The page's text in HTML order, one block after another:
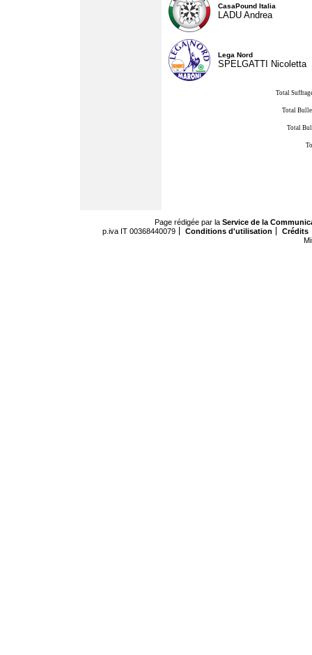
CasaPound Italia
LADU Andrea
Lega Nord
SPELGATTI Nicoletta
Total
Total
Total
Page rédigée par la Service de la
p.iva IT 00368440079
Conditions d'utilisation
Crédits